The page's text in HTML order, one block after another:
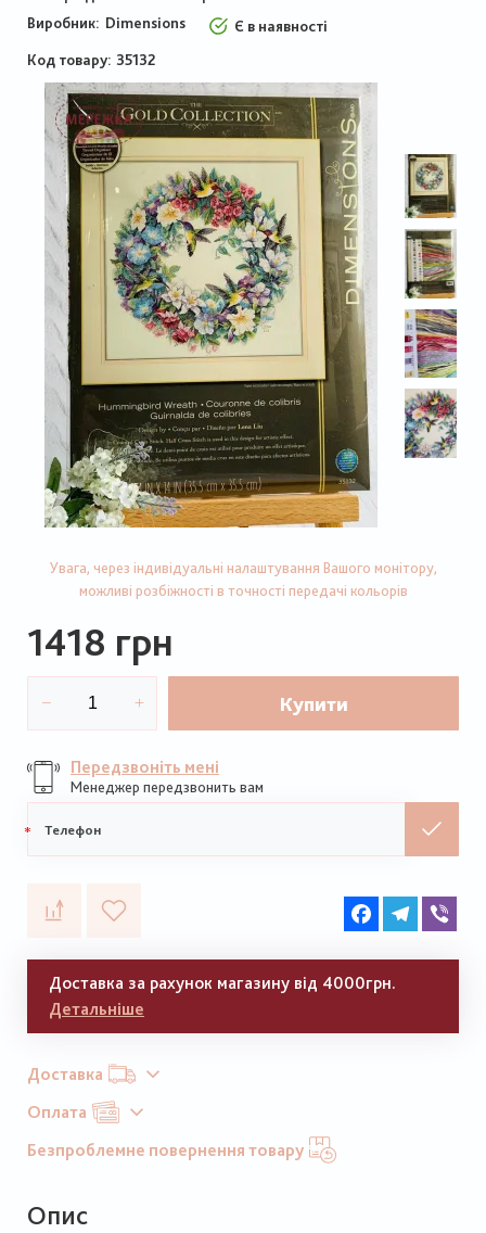
Виробник: Dimensions
Є в наявності
Код товару 35132
Увага, через індивідуальні налаштування Вашого монітору,
можливі розбіжності в точності передачі кольорів
1418 грн
Купити
Передзвоніть мені
Менеджер передзвонить вам
телефон
FacebookTelegram
Доставка за рахунок магазину від 4000грн.
Детальніше
Доставка
Оплата
Безпроблемне повернення товару
Опис